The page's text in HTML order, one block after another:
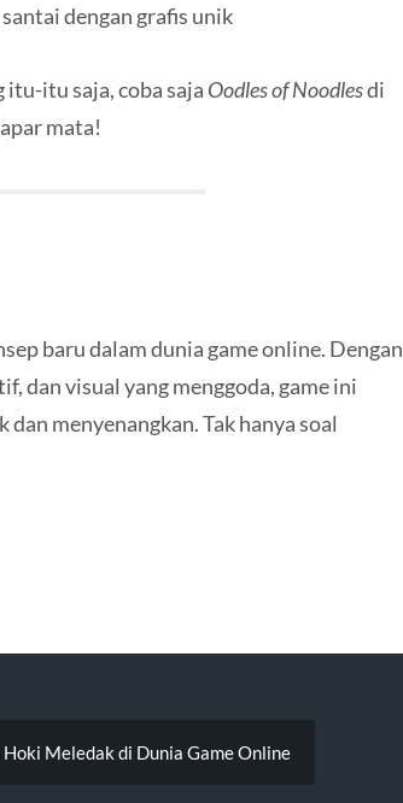
dengan grafis unik
itu-itu saja, coba saja Oodles of Noodlesdi
mata!
baru dalam dunia game online. Dengan
dan visual yang menggoda, game ini
menyenangkan. Tak hanya soal
Meledak di Dunia Game Online